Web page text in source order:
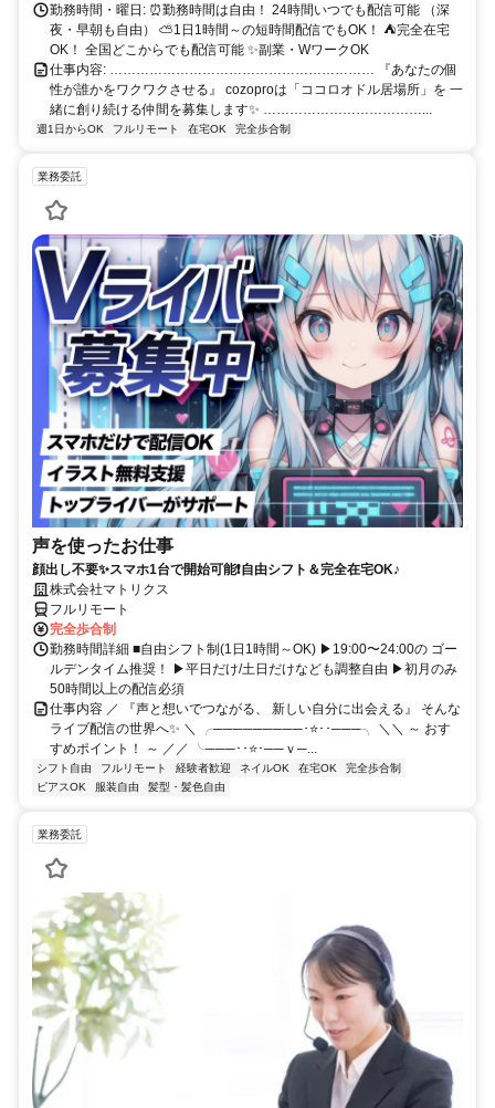
勤務時間・曜日: ⏰勤務時間は自由！ 24時間いつでも配信可能 （深
夜・早朝も自由） ⛅1日1時間～の短時間配信でもOK！ ⛺完全在宅
OK！ 全国どこからでも配信可能 ✨副業・WワークOK
仕事内容: …………………………………………………… 『あなたの個
性が誰かをワクワクさせる』 cozoproは「ココロオドル居場所」を 一
緒に創り続ける仲間を募集します✨ ………………………………...
週1日からOK フルリモート 在宅OK 完全歩合制
業務委託
声を使ったお仕事
顔出し不要✨スマホ1台で開始可能❗自由シフト＆完全在宅OK♪
株式会社マトリクス
フルリモート
完全歩合制
勤務時間詳細 ■自由シフト制(1日1時間～OK) ▶19:00〜24:00の ゴー
ルデンタイム推奨！ ▶平日だけ/土日だけなども調整自由 ▶初月のみ
50時間以上の配信必須
仕事内容 ／ 『声と想いでつながる、 新しい自分に出会える』 そんな
ライブ配信の世界へ✨ ＼ ╭─────────･⭐･･───╮ ＼＼ ～ おす
すめポイント！ ～ ／／ ╰───･･⭐･──ｖ─...
シフト自由 フルリモート 経験者歓迎 ネイルOK 在宅OK
完全歩合制
ピアスOK
服装自由 髪型・髪色自由
業務委託